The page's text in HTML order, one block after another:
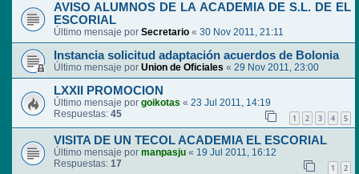
AVISO ALUMNOS DE LA ACADEMIA DE S.L. DE EL
ESCORIAL
Último mensaje por Secretario « 30 Nov 2011, 21:11
Instancia solicitud adaptación acuerdos de Bolonia
Último mensaje por Union de Oficiales « 29 Nov 2011, 23:00
LXXII PROMOCION
Último mensaje por goikotas « 23 Jul 2011, 14:19
Respuestas: 45 1 2 3 4 5
VISITA DE UN TECOL ACADEMIA EL ESCORIAL
Último mensaje por manpasju « 19 Jul 2011, 16:12
Respuestas: 17 1 2